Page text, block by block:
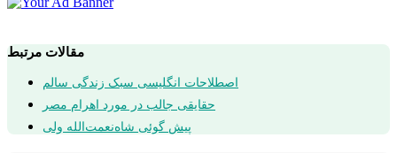
مقالات مرتبط
اصطلاحات انگلیسی سبک زندگی سالم
حقایقی جالب در مورد اهرام مصر
پیش گوئی شاه‌نعمت‌الله ولی